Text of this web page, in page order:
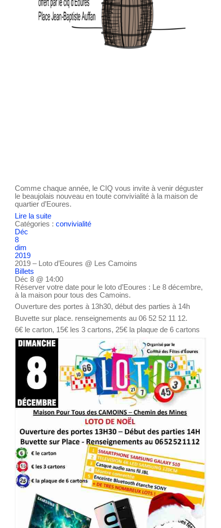
Comme chaque année, le CIQ vous invite à venir déguster
le beaujolais nouveau en toute convivialité à la maison de
quartier d’Eoures.
Lire la suite
Catégories : convivialité
Déc
8
dim
2019
2019 – Loto d’Eoures @ Les Camoins
Billets
Déc 8 @ 14:00
Réserver votre date pour le loto d’Eoures : Le 8 décembre,
à la maison pour tous des Camoins.
Ouverture des portes à 13h30, début des parties à 14h
Buvette sur place. renseignements au 06 52 52 11 12.
6€ le carton, 15€ les 3 cartons, 25€ la plaque de 6 cartons